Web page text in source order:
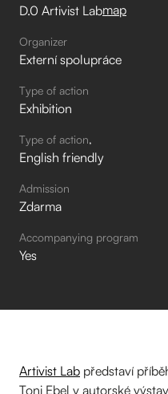
D.0 Artivist Labmap
Organizer
Externí spolupráce
Type of action
Exhibition
Type of action
English friendly
Admission
Zdarma
Accompanying program
Yes
Artivist Lab představí
Toni Ebel v autorské